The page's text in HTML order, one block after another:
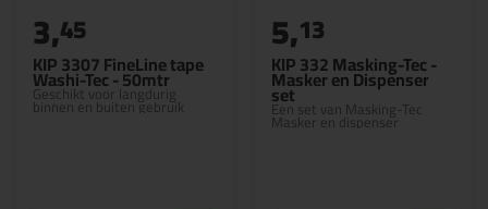
KIP 3307 FineLine tape
Washi-Tec - 50mtr
Geschikt voor langdurig
binnen en buiten gebruik
3,45
KIP 332 Masking-Tec -
Masker en Dispenser
set
Een set van Masking-Tec
Masker en dispenser
5,13